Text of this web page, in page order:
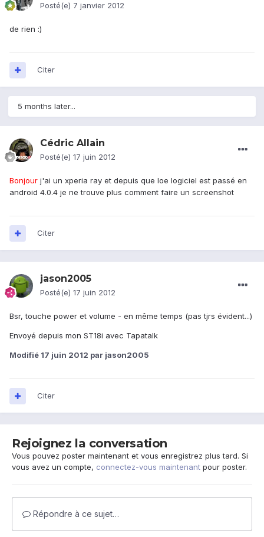
Posté(e) 7 janvier 2012
de rien :)
Citer
5 months later...
Cédric Allain
Posté(e) 17 juin 2012
Bonjour j'ai un xperia ray et depuis que loe logiciel est passé en
android 4.0.4 je ne trouve plus comment faire un screenshot
Citer
jason2005
Posté(e) 17 juin 2012
Bsr, touche power et volume - en même temps (pas tjrs évident...)
Envoyé depuis mon ST18i avec Tapatalk
Modifié 17 juin 2012 par jason2005
Citer
Rejoignez la conversation
Vous pouvez poster maintenant et vous enregistrez plus tard. Si
vous avez un compte, connectez-vous maintenant pour poster.
Répondre à ce sujet…